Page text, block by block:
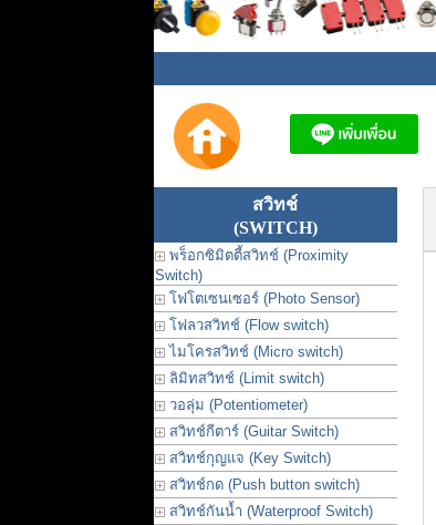
สวิทช์
(SWITCH)
พร็อกซิมิตตี้สวิทช์ (Proximity
Switch)
โฟโตเซนเซอร์ (Photo Sensor)
โฟลวสวิทช์ (Flow switch)
ไมโครสวิทช์ (Micro switch)
ลิมิทสวิทช์ (Limit switch)
วอลุ่ม (Potentiometer)
สวิทช์กีตาร์ (Guitar Switch)
สวิทช์กุญแจ (Key Switch)
สวิทช์กด (Push button switch)
สวิทช์กันน้ำ (Waterproof Switch)